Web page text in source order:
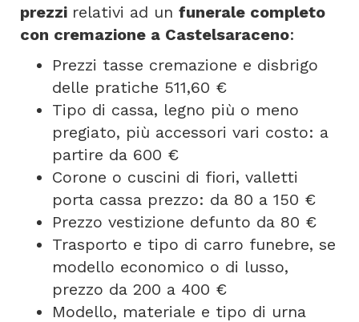
prezzi relativi ad un funerale completo
con cremazione a Castelsaraceno:
Prezzi tasse cremazione e disbrigo
delle pratiche 511,60 €
Tipo di cassa, legno più o meno
pregiato, più accessori vari costo: a
partire da 600 €
Corone o cuscini di fiori, valletti
porta cassa prezzo: da 80 a 150 €
Prezzo vestizione defunto da 80 €
Trasporto e tipo di carro funebre, se
modello economico o di lusso,
prezzo da 200 a 400 €
Modello, materiale e tipo di urna